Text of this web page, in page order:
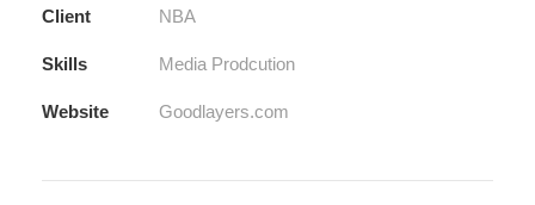
Client NBA
Skills Media Prodcution
Website Goodlayers.com